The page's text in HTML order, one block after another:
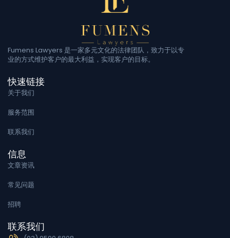
Fumens Lawyers 是一家多元文化的法律团队，致力于以专
业的方式维护客户的最大利益，实现客户的目标。
快速链接
关于我们
服务范围
联系我们
信息
文章资讯
常见问题
招聘
联系我们